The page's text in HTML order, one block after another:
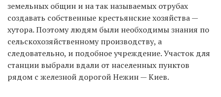
земельных общин и на так называемых отрубах
создавать собственные крестьянские хозяйства —
хутора. Поэтому людям были необходимы знания по
сельскохозяйственному производству, а
следовательно, и подобное учреждение. Участок для
станции выбрали вдали от населенных пунктов
рядом с железной дорогой Нежин — Киев.